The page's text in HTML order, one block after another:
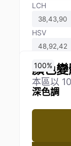
LCH
HSV
顏色
本區以
深色調
0%
10%
20%
30%
40%
50%
60%
70%
80%
90%
100%